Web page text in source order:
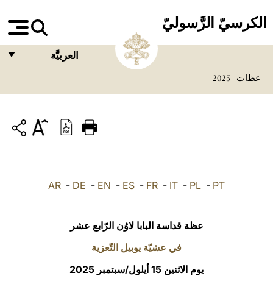
الكرسيّ الرَّسوليّ
العربيَّة
ITALIANO
POLSKI
中文
عظات 2025
AR - DE - EN - ES - FR - IT - PL - PT
عظة قداسة البابا لاوُن الرّابع عشر
في عشيّة يوبيل التّعزية
يوم الاثنين 15 أيلول/سبتمبر 2025